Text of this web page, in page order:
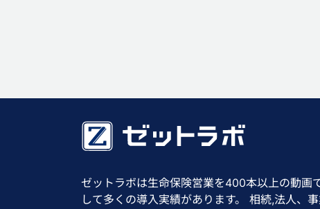
ゼットラボは生命保険営業を400本以上の動画
して多くの導入実績があります。 相続,法人、